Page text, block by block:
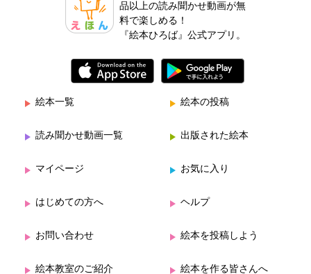
品以上の読み聞かせ動画が無
料で楽しめる！
『絵本ひろば』公式アプリ。
絵本一覧 絵本の投稿
読み聞かせ動画一覧 出版された絵本
マイページ お気に入り
はじめての方へ ヘルプ
お問い合わせ 絵本を投稿しよう
絵本教室のご紹介 絵本を作る皆さんへ